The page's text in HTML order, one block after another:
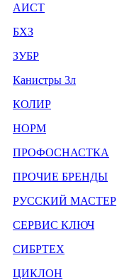
АИСТ
БХЗ
ЗУБР
Канистры 3л
КОЛИР
НОРМ
ПРОФОСНАСТКА
ПРОЧИЕ БРЕНДЫ
РУССКИЙ МАСТЕР
СЕРВИС КЛЮЧ
СИБРТЕХ
ЦИКЛОН